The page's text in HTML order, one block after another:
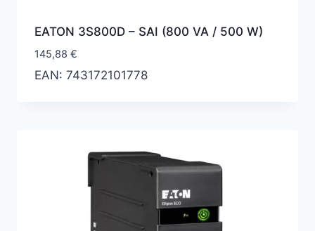
EATON 3S800D – SAI (800 VA / 500 W)
145,88 €
EAN: 743172101778